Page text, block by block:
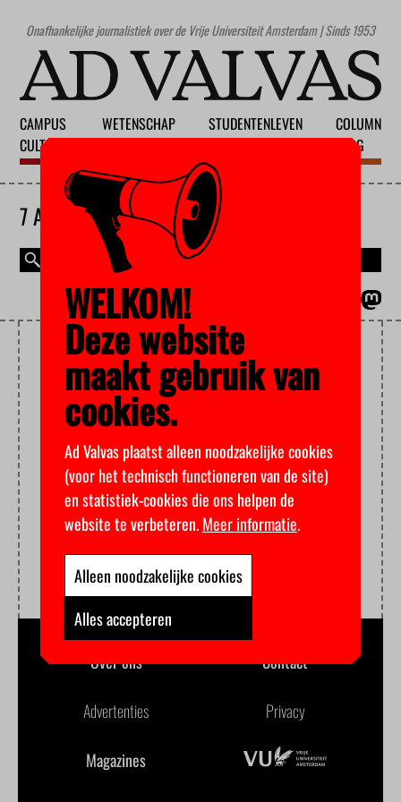
Onafhankelijke journalistiek over de Vrije Universiteit Amsterdam | Sinds 1953
CAMPUS
CULTUUR
WETENSCHAP
STUDENTENLEVEN
COLUMN
BLOG
7 AUGUSTUS 2026
ABRAHAM KUYPER
Over ons Contact
Advertenties Privacy
Magazines
WELKOM!
Deze website
maakt gebruik van
cookies.
Ad Valvas plaatst alleen noodzakelijke cookies
(voor het technisch functioneren van de site)
en statistiek-cookies die ons helpen de
website te verbeteren.Meer informatie.
Alleen noodzakelijke cookies
Alles accepteren